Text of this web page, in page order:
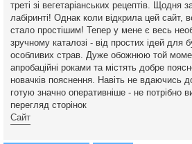
треті зі вегетаріанських рецептів. Щодня
лабіринті! Однак коли відкрила цей сайт,
стало простішим! Тепер у мене є весь
зручному каталозі - від простих ідей для
особливих страв. Дуже обожнюю той
апробаційні роками та містять добре
новачків пояснення. Навіть не вдаючись
готую значно оперативніше - не потрібно
перегляд сторінок
Сайт